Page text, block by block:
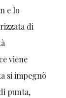
e lo
di
viene
si impegnò
punta,